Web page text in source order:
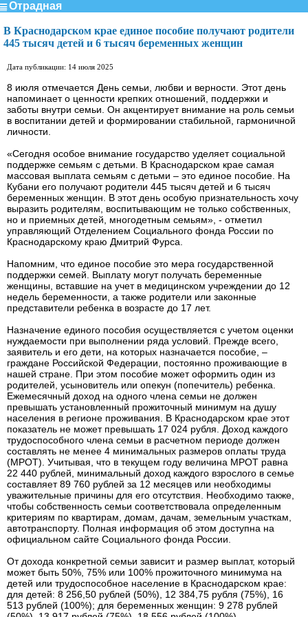
Отрадная
В Краснодарском крае единое пособие получают родители
445 тысяч детей и 6 тысяч беременных женщин
Дата публикации: 14 июля 2025
8 июля отмечается День семьи, любви и верности. Этот день
напоминает о ценности крепких отношений, поддержки и
заботы внутри семьи. Он акцентирует внимание на роль семьи
в воспитании детей и формировании стабильной, гармоничной
личности.
«Сегодня особое внимание государство уделяет социальной
поддержке семьям с детьми. В Краснодарском крае самая
массовая выплата семьям с детьми – это единое пособие. На
Кубани его получают родители 445 тысяч детей и 6 тысяч
беременных женщин. В этот день особую признательность хочу
выразить родителям, воспитывающим не только собственных,
но и приемных детей, многодетным семьям», - отметил
управляющий Отделением Социального фонда России по
Краснодарскому краю Дмитрий Фурса.
Напомним, что единое пособие это мера государственной
поддержки семей. Выплату могут получать беременные
женщины, вставшие на учет в медицинском учреждении до 12
недель беременности, а также родители или законные
представители ребенка в возрасте до 17 лет.
Назначение единого пособия осуществляется с учетом оценки
нуждаемости при выполнении ряда условий. Прежде всего,
заявитель и его дети, на которых назначается пособие, –
граждане Российской Федерации, постоянно проживающие в
нашей стране. При этом пособие может оформить один из
родителей, усыновитель или опекун (попечитель) ребенка.
Ежемесячный доход на одного члена семьи не должен
превышать установленный прожиточный минимум на душу
населения в регионе проживания. В Краснодарском крае этот
показатель не может превышать 17 024 рубля. Доход каждого
трудоспособного члена семьи в расчетном периоде должен
составлять не менее 4 минимальных размеров оплаты труда
(МРОТ). Учитывая, что в текущем году величина МРОТ равна
22 440 рублей, минимальный доход каждого взрослого в семье
составляет 89 760 рублей за 12 месяцев или необходимы
уважительные причины для его отсутствия. Необходимо также,
чтобы собственность семьи соответствовала определенным
критериям по квартирам, домам, дачам, земельным участкам,
автотранспорту. Полная информация об этом доступна на
официальном сайте Социального фонда России.
От дохода конкретной семьи зависит и размер выплат, который
может быть 50%, 75% или 100% прожиточного минимума на
детей или трудоспособное население в Краснодарском крае:
для детей: 8 256,50 рублей (50%), 12 384,75 рубля (75%), 16
513 рублей (100%); для беременных женщин: 9 278 рублей